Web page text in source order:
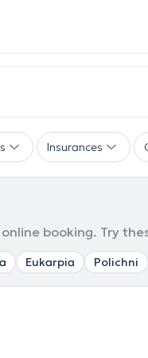
Insurances
booking. Try
Eukarpia Polichni